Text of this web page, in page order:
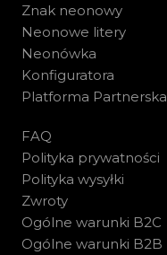
Znak neonowy
Neonowe litery
Neonówka
Konfiguratora
Platforma Partnerska
FAQ
Polityka prywatności
Polityka wysyłki
Zwroty
Ogólne warunki B2C
Ogólne warunki B2B